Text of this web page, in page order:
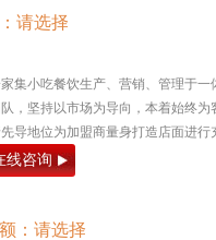
请选择
集小吃餐饮生产、营销、管理于
，坚持以市场为导向，本着始终
导地位为加盟商量身打造店面进行
线咨询
：请选择